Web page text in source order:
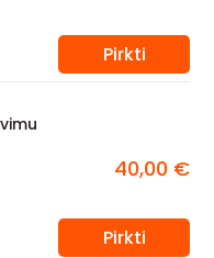
Pirkti
40,00 €
Pirkti